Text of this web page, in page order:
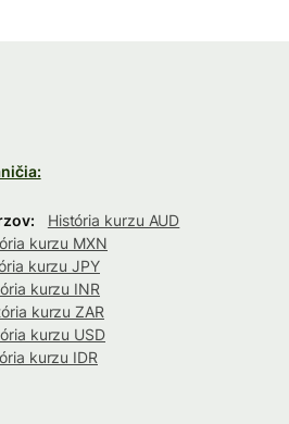
História kurzu AUD
kurzu MXN
kurzu JPY
kurzu INR
kurzu ZAR
kurzu USD
kurzu IDR